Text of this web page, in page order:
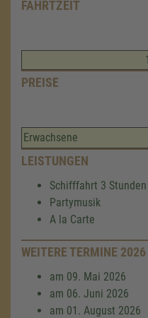
FAHRTZEIT
PREISE
Erwachsene
LEISTUNGEN
Schifffahrt 3 Stunden
Partymusik
A la Carte
WEITERE TERMINE 2026
am 09. Mai 2026
am 06. Juni 2026
am 01. August 2026